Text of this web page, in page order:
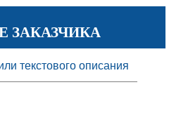
ЗАКАЗЧИКА
текстового описания